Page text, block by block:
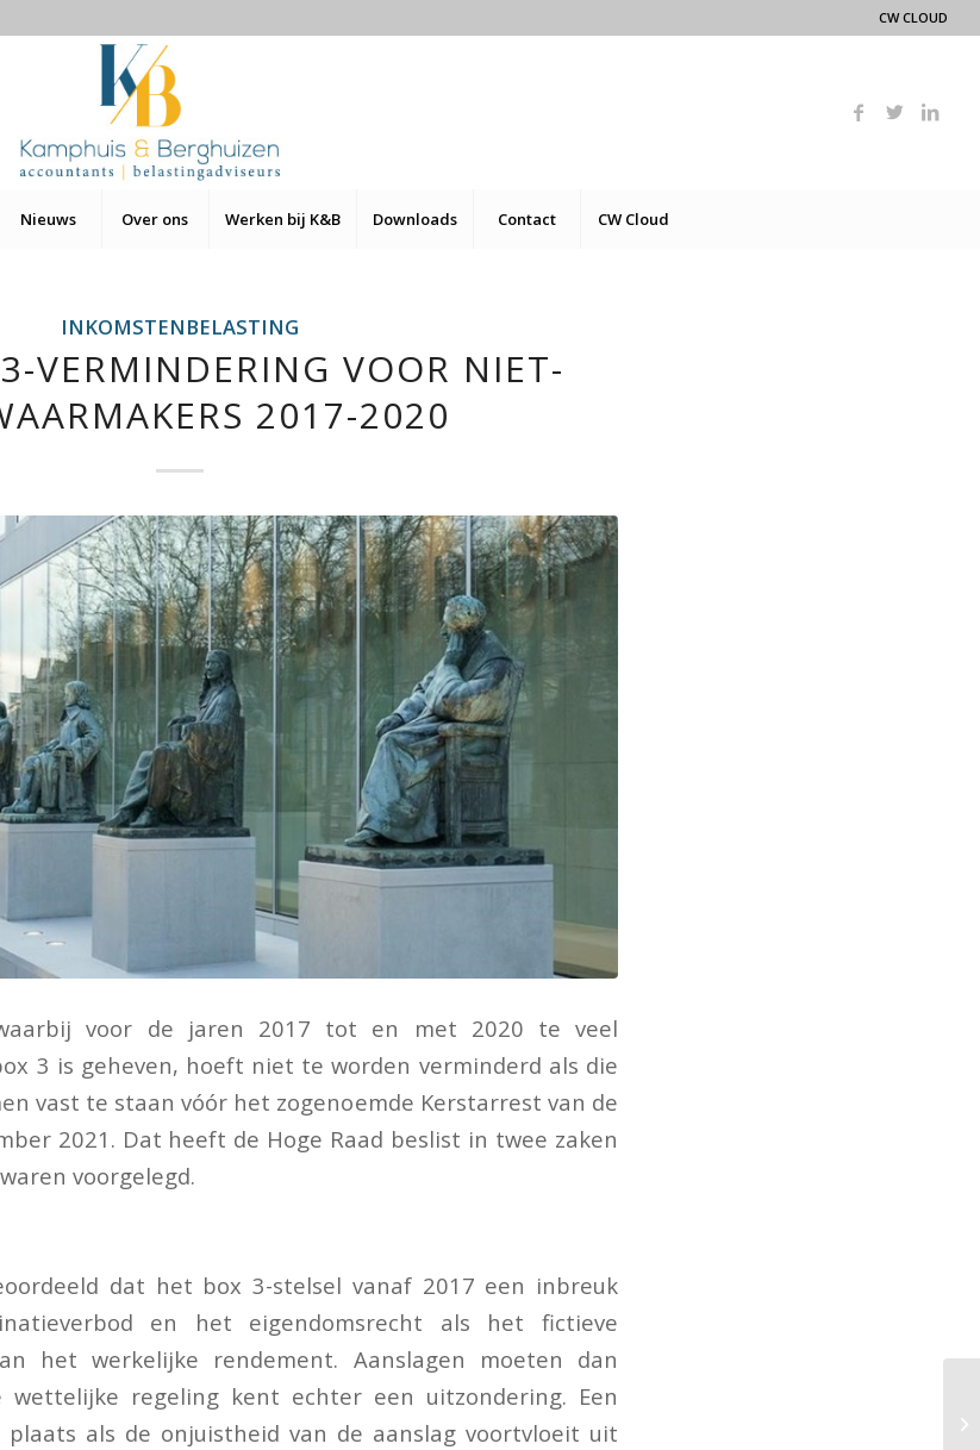
CW CLOUD
Nieuws Over ons Werken bij K&B Downloads Contact CW Cloud
INKOMSTENBELASTING
VERMINDERING VOOR NIET-
2017-2020
waarbij voor de jaren 2017 tot en met 2020 te veel
3 is geheven, hoeft niet te worden verminderd als die
vast te staan vóór het zogenoemde Kerstarrest van de
2021. Dat heeft de Hoge Raad beslist in twee zaken
voorgelegd.
dat het box 3-stelsel vanaf 2017 een inbreuk
en het eigendomsrecht als het fictieve
het werkelijke rendement. Aanslagen moeten dan
wettelijke regeling kent echter een uitzondering. Een
als de onjuistheid van de aanslag voortvloeit uit